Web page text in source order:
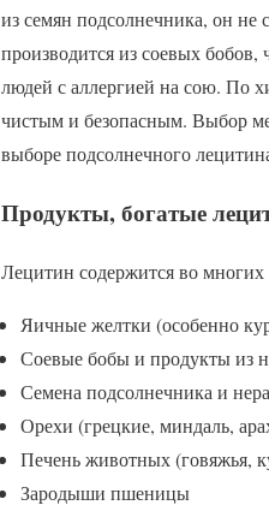
из семян подсолнечника, он
производится из соевых
людей с аллергией на сою. По
чистым и безопасным. Выбор
выборе подсолнечного
Продукты, богатые
Лецитин содержится во
Яичные желтки (особенно
Соевые бобы и продукты из
Семена подсолнечника и
Орехи (грецкие, миндаль,
Печень животных (говяжья,
Зародыши пшеницы